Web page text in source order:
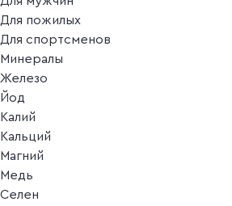
Для пожилых
Для спортсменов
Минералы
Железо
Йод
Калий
Кальций
Магний
Медь
Селен